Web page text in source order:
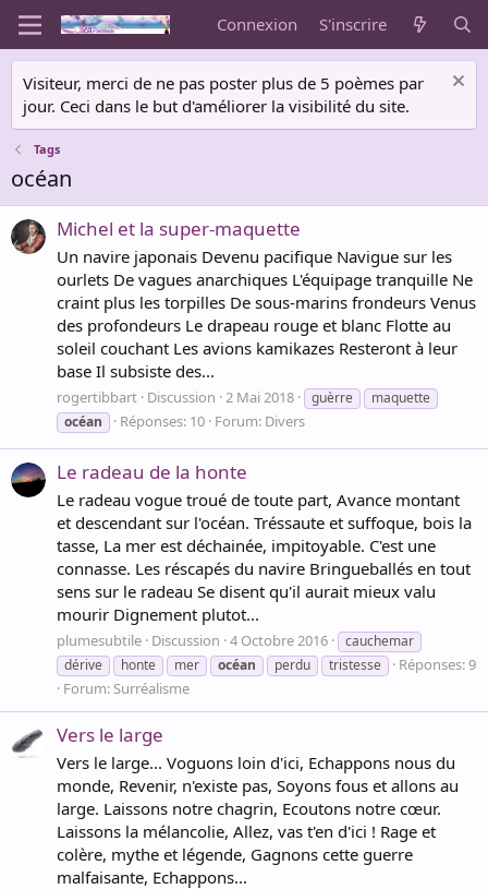
Connexion S'inscrire
Visiteur, merci de ne pas poster plus de 5 poèmes par
jour. Ceci dans le but d'améliorer la visibilité du site.
Tags
océan
Michel et la super-maquette
Un navire japonais Devenu pacifique Navigue sur les
ourlets De vagues anarchiques L'équipage tranquille Ne
craint plus les torpilles De sous-marins frondeurs Venus
des profondeurs Le drapeau rouge et blanc Flotte au
soleil couchant Les avions kamikazes Resteront à leur
base Il subsiste des...
rogertibbart Discussion 2 Mai 2018 guèrre
maquette
océan
Réponses: 10 Forum: Divers
Le radeau de la honte
Le radeau vogue troué de toute part, Avance montant
et descendant sur l'océan. Tréssaute et suffoque, bois la
tasse, La mer est déchainée, impitoyable. C'est une
connasse. Les réscapés du navire Bringueballés en tout
sens sur le radeau Se disent qu'il aurait mieux valu
mourir Dignement plutot...
plumesubtile Discussion 4 Octobre 2016
cauchemar
dérive
honte mer océan perdu tristesse
Réponses: 9
Forum: Surréalisme
Vers le large
Vers le large... Voguons loin d'ici, Echappons nous du
monde, Revenir, n'existe pas, Soyons fous et allons au
large. Laissons notre chagrin, Ecoutons notre cœur.
Laissons la mélancolie, Allez, vas t'en d'ici ! Rage et
colère, mythe et légende, Gagnons cette guerre
malfaisante, Echappons...